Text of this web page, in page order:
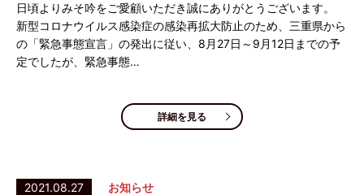
日頃よりみそ吟をご愛顧いただき誠にありがとうございます。
新型コロナウイルス感染症の感染再拡大防止のため、三重県から
の「緊急事態宣言」の発出に従い、8月27日～9月12日までの予
定でしたが、緊急事態…
詳細を見る
2021.08.27 お知らせ